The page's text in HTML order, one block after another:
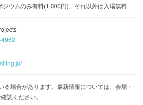
ジウムのみ有料(1,000円)、それ以外は入場無料
る場合があります。最新情報については、会場・
認ください。